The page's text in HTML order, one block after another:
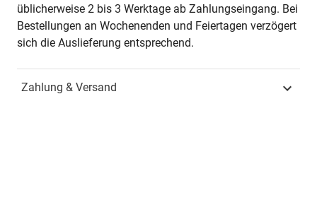
Jahr Hamburg 2012
Fachdisziplin
üblicherweise 2 bis 3 Werktage ab Zahlungseingang. Bei
Bestellungen an Wochenenden und Feiertagen verzögert
sich die Auslieferung entsprechend.
Zahlung & Versand